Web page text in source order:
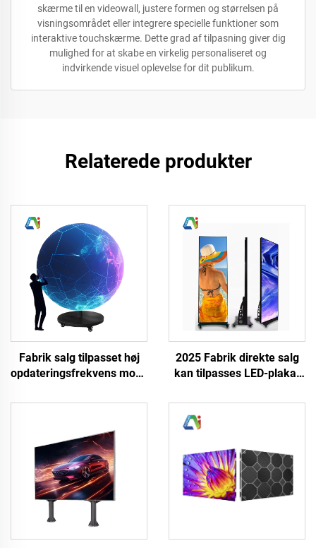
skærme til en videowall, justere formen og størrelsen på
visningsområdet eller integrere specielle funktioner som
interaktive touchskærme. Dette grad af tilpasning giver dig
mulighed for at skabe en virkelig personaliseret og
indvirkende visuel oplevelse for dit publikum.
Relaterede produkter
Fabrik salg tilpasset høj
opdateringsfrekvens mobil
indendørs hængende Led
skærm
2025 Fabrik direkte salg
kan tilpasses LED-plakat
digital visningsskærm
indendørs/uddendørs ny